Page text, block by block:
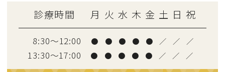
診療時間 月 火 水 木 金 土 日 祝
8:30～12:00 ● ● ● ● ● ／ ／ ／
13:30〜17:00 ● ● ● ● ● ／ ／ ／